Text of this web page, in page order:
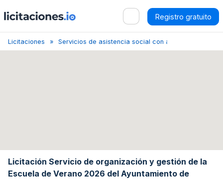
Registro gratuito
Licitaciones Servicios de asistencia social con alojamiento
Licitación Servicio de organización y gestión de la
Escuela de Verano 2026 del Ayuntamiento de